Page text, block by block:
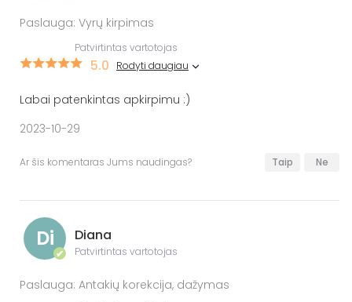
Paslauga: Vyrų kirpimas
Patvirtintas vartotojas
5.0 Rodyti daugiau
Labai patenkintas apkirpimu :)
2023-10-29
Ar šis komentaras Jums naudingas? Taip Ne
Di
✔
Diana
Patvirtintas vartotojas
Paslauga: Antakių korekcija, dažymas